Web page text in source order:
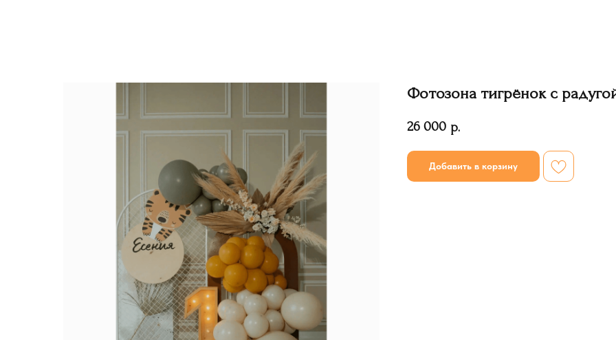
Фотозона тигрёнок с
26 000 р.
Добавить в корзину